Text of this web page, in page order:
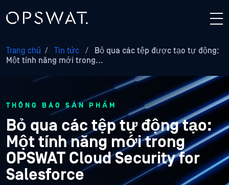
Trang chủ / Tin tức /
Bỏ qua các tệp được tạo tự động:
Một tính năng mới trong...
THÔNG BÁO SẢN PHẨM
Bỏ qua các tệp tự động tạo:
Một tính năng mới trong
OPSWAT Cloud Security for
Salesforce